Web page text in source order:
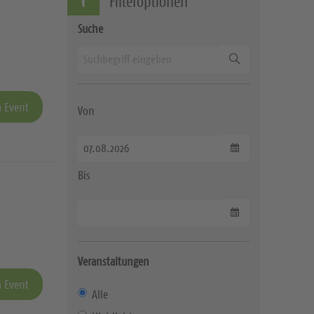
Event
Event
Suche
Von
Bis
Veranstaltungen
Alle